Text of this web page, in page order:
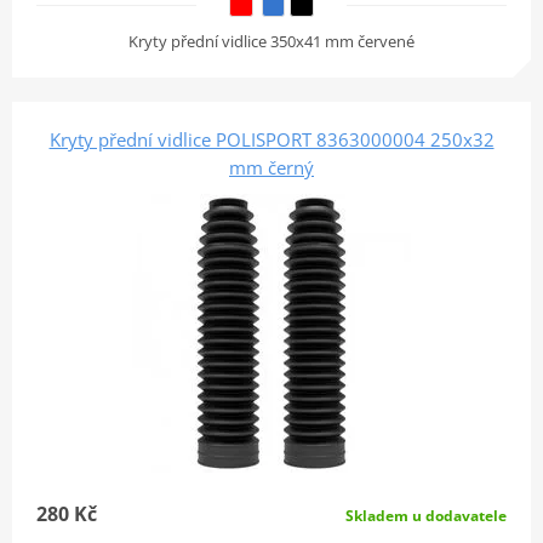
Kryty přední vidlice 350x41 mm červené
Kryty přední vidlice POLISPORT 8363000004 250x32
mm černý
280 Kč Skladem u dodavatele